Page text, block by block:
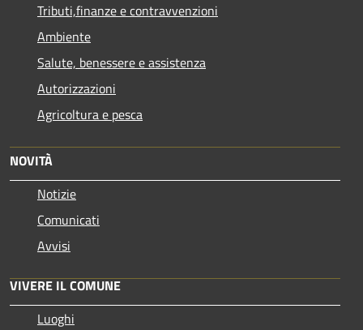
Tributi,finanze e contravvenzioni
Ambiente
Salute, benessere e assistenza
Autorizzazioni
Agricoltura e pesca
NOVITÀ
Notizie
Comunicati
Avvisi
VIVERE IL COMUNE
Luoghi